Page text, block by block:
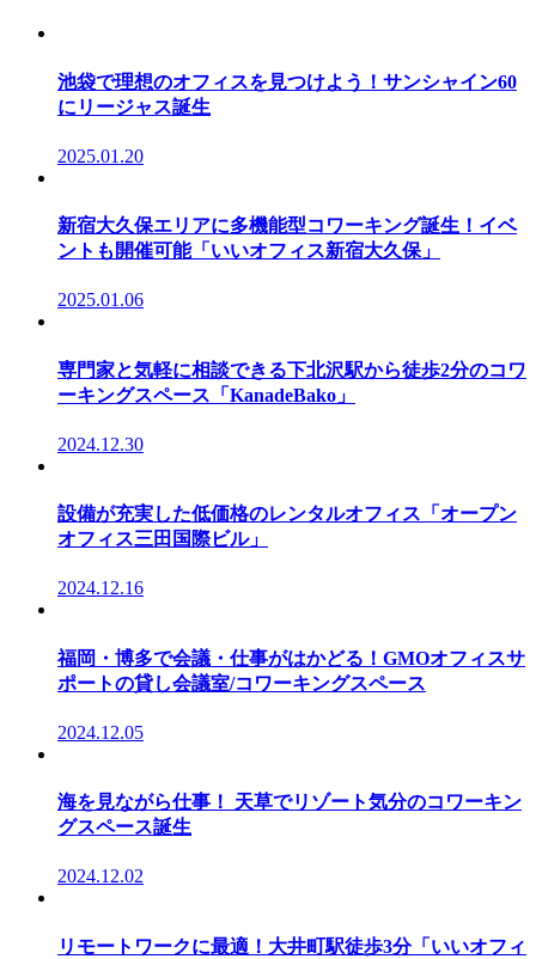
池袋で理想のオフィスを見つけよう！サンシャイン60
にリージャス誕生
2025.01.20
新宿大久保エリアに多機能型コワーキング誕生！イベ
ントも開催可能「いいオフィス新宿大久保」
2025.01.06
専門家と気軽に相談できる下北沢駅から徒歩2分のコワ
ーキングスペース「KanadeBako」
2024.12.30
設備が充実した低価格のレンタルオフィス「オープン
オフィス三田国際ビル」
2024.12.16
福岡・博多で会議・仕事がはかどる！GMOオフィスサ
ポートの貸し会議室/コワーキングスペース
2024.12.05
海を見ながら仕事！ 天草でリゾート気分のコワーキン
グスペース誕生
2024.12.02
リモートワークに最適！大井町駅徒歩3分「いいオフィ